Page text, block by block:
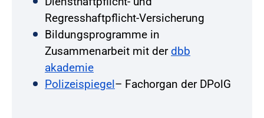
Regresshaftpflicht-Versicherung
Bildungsprogramme in
Zusammenarbeit mit derdbb
akademie
Polizeispiegel– Fachorgan der DPolG